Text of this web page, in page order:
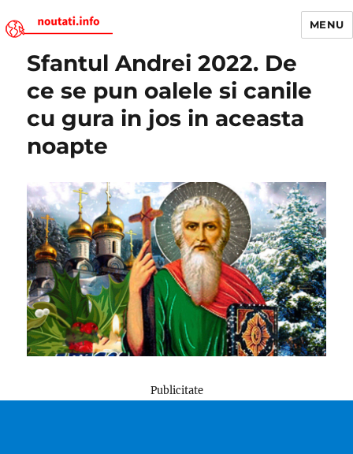
Noutati.Info
MENU
Sfantul Andrei 2022. De
ce se pun oalele si canile
cu gura in jos in aceasta
noapte
Publicitate